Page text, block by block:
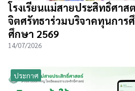
โรงเรียนแม่สายประสิทธิ์ศา
จิตศรัทธาร่วมบริจาคทุนการ
ศึกษา 2569
14/07/2026
ประกาศ